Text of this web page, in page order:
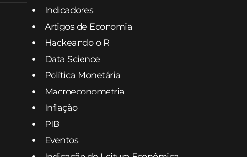
Indicadores
Artigos de Economia
Hackeando o R
Data Science
Política Monetária
Macroeconometria
Inflação
PIB
Eventos